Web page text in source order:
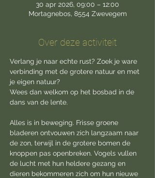
30 apr 2026, 09:00 – 12:00
Mortagnebos, 8554 Zwevegem
Over deze activiteit
Verlang je naar echte rust? Zoek je ware
verbinding met de grotere natuur en met
je eigen natuur?
Wees dan welkom op het bosbad in de
dans van de lente.
Alles is in beweging. Frisse groene
bladeren ontvouwen zich langzaam naar
de zon, terwijl in de grotere bomen de
knoppen pas openbreken. Vogels vullen
de lucht met hun heldere gezang en
dieren bekommeren zich om hun nieuwe